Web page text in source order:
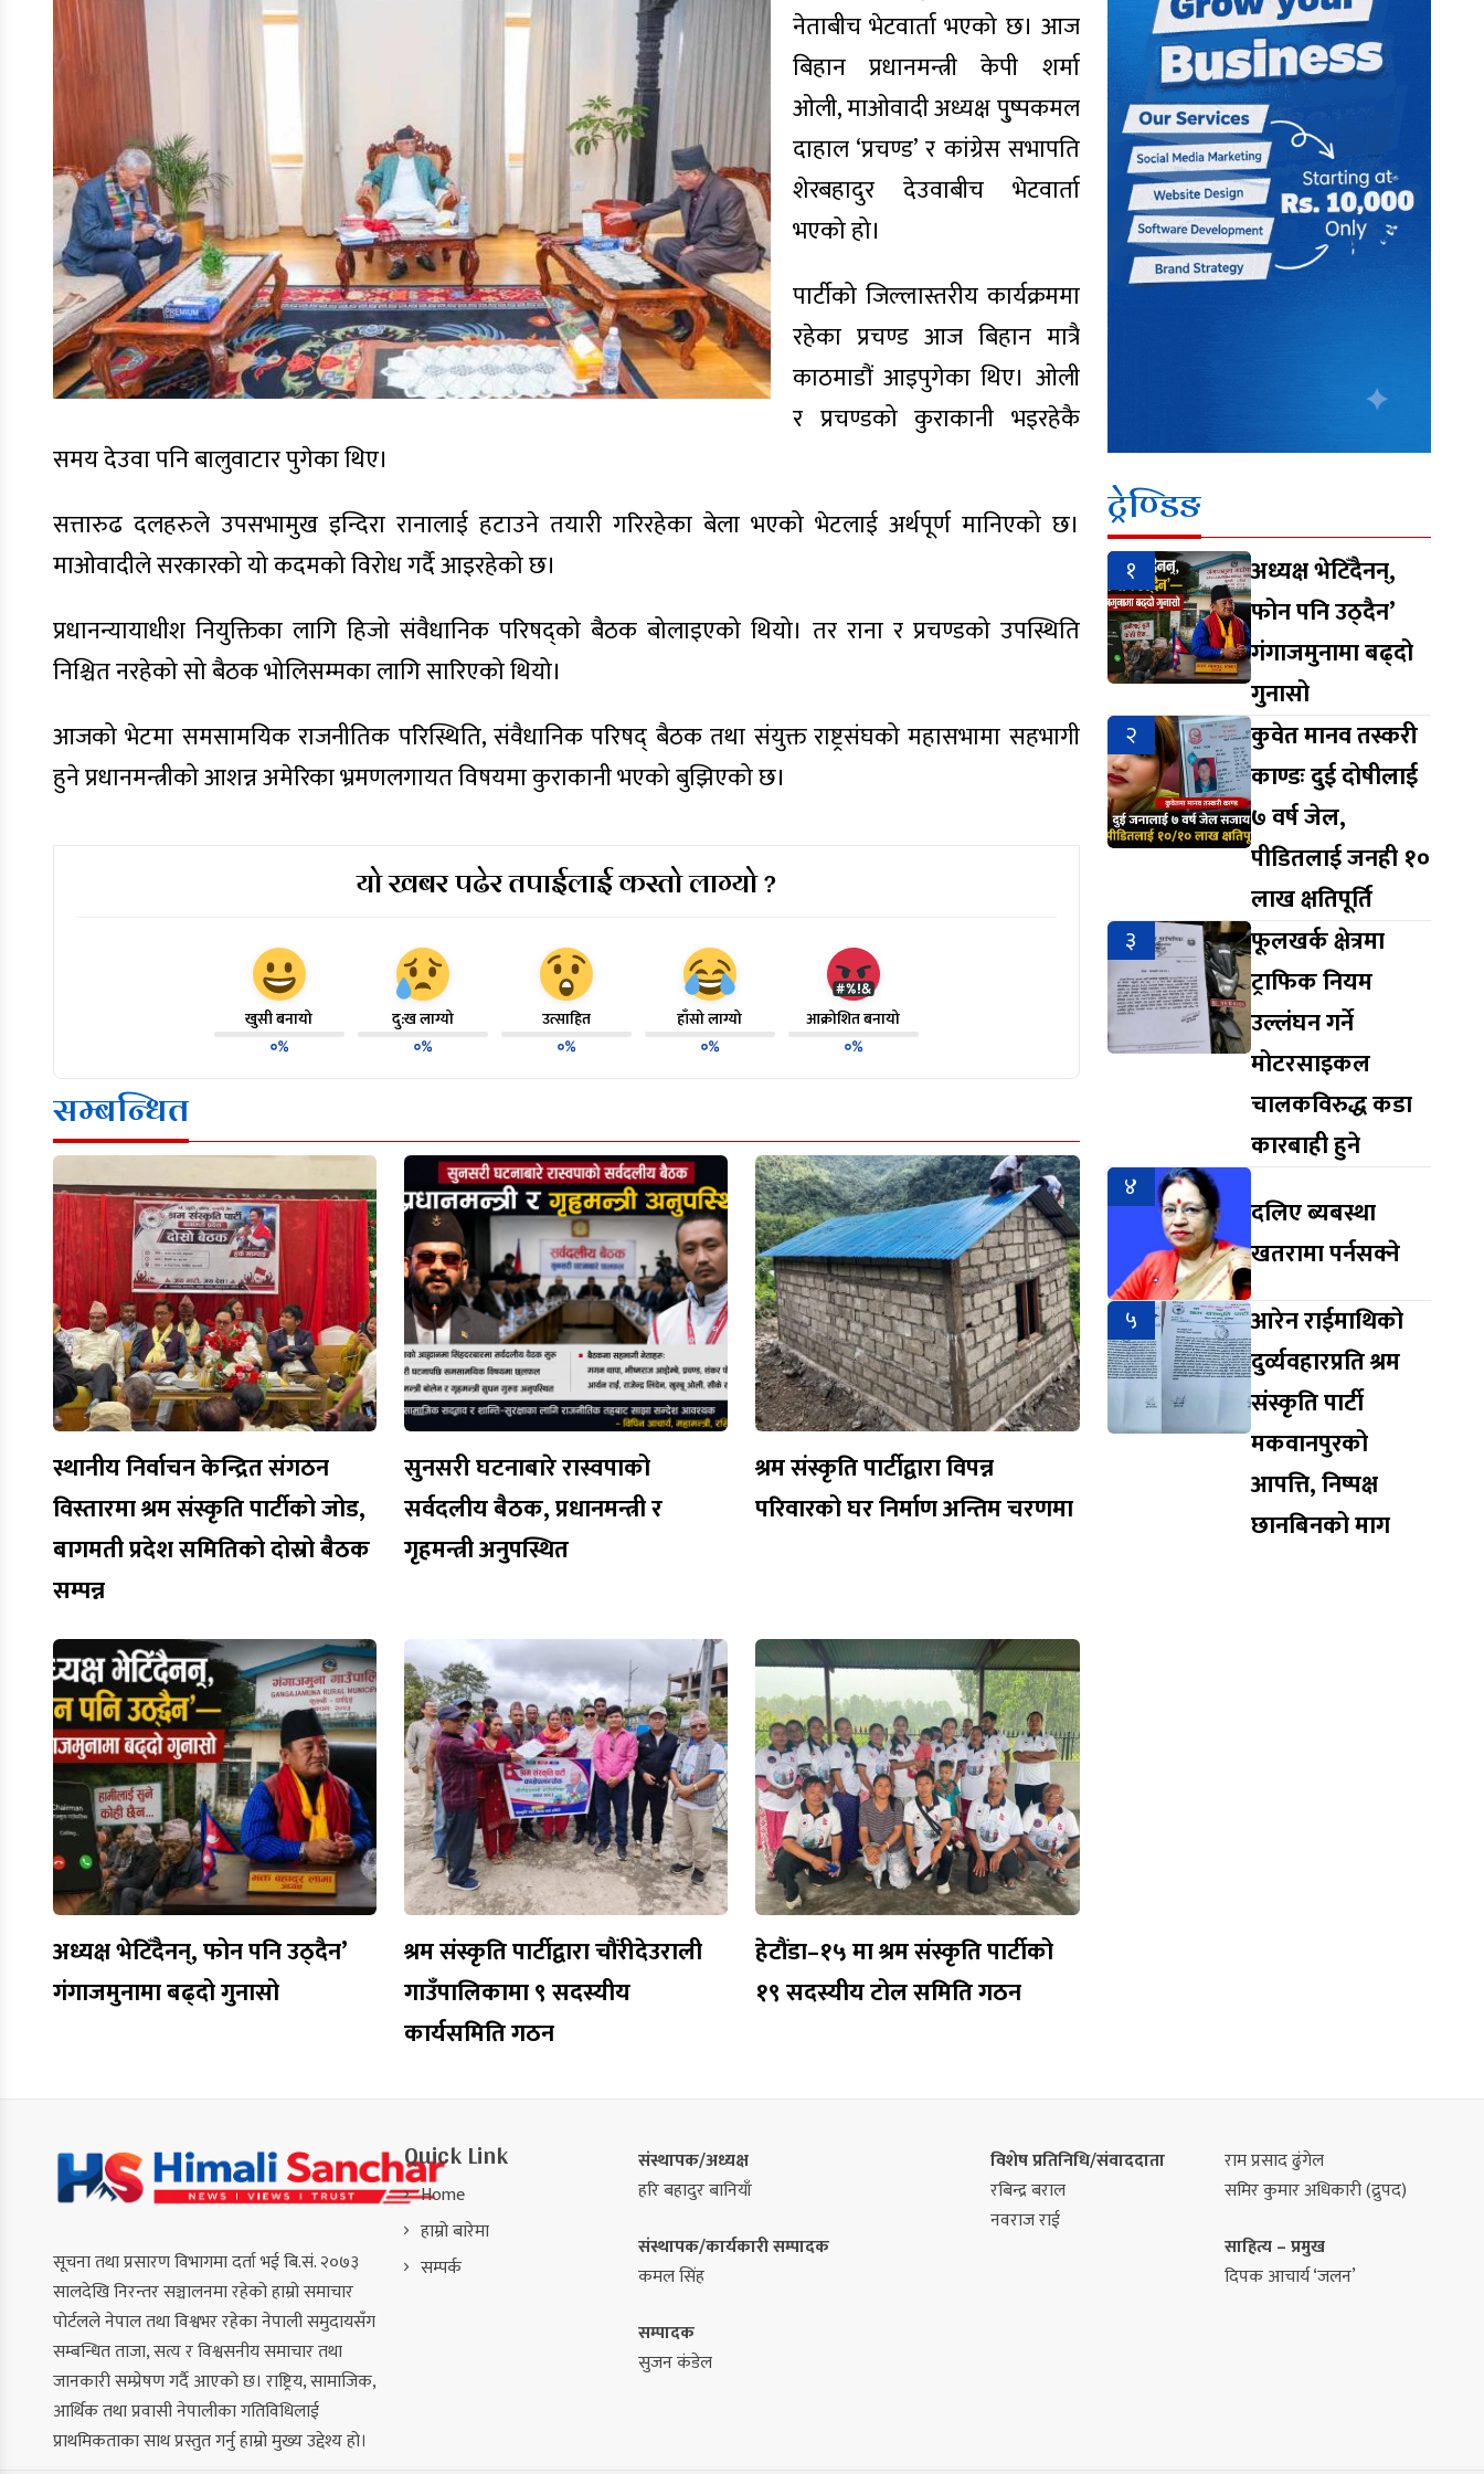
नेताबीच भेटवार्ता भएको छ। आज
बिहान प्रधानमन्त्री केपी शर्मा
ओली, माओवादी अध्यक्ष पु्ष्पकमल
दाहाल ‘प्रचण्ड’ र कांग्रेस सभापति
शेरबहादुर देउवाबीच भेटवार्ता
भएको हो।
पार्टीको जिल्लास्तरीय कार्यक्रममा
रहेका प्रचण्ड आज बिहान मात्रै
काठमाडौं आइपुगेका थिए। ओली
र प्रचण्डको कुराकानी भइरहेकै
समय देउवा पनि बालुवाटार पुगेका थिए।
सत्तारुढ दलहरुले उपसभामुख इन्दिरा रानालाई हटाउने तयारी गरिरहेका बेला भएको भेटलाई अर्थपूर्ण मानिएको छ।
माओवादीले सरकारको यो कदमको विरोध गर्दै आइरहेको छ।
प्रधानन्यायाधीश नियुक्तिका लागि हिजो संवैधानिक परिषद्को बैठक बोलाइएको थियो। तर राना र प्रचण्डको उपस्थिति
निश्चित नरहेको सो बैठक भोलिसम्मका लागि सारिएको थियो।
आजको भेटमा समसामयिक राजनीतिक परिस्थिति, संवैधानिक परिषद् बैठक तथा संयुक्त राष्ट्रसंघको महासभामा सहभागी
हुने प्रधानमन्त्रीको आशन्न अमेरिका भ्रमणलगायत विषयमा कुराकानी भएको बुझिएको छ।
यो खबर पढेर तपाईलाई कस्तो लाग्यो ?
खुसी बनायो
०%
दु:ख लाग्यो
०%
उत्साहित
०%
हाँसो लाग्यो
०%
आक्रोशित बनायो
०%
सम्बन्धित
स्थानीय निर्वाचन केन्द्रित संगठन
विस्तारमा श्रम संस्कृति पार्टीको जोड,
बागमती प्रदेश समितिको दोस्रो बैठक
सम्पन्न
सुनसरी घटनाबारे रास्वपाको
सर्वदलीय बैठक, प्रधानमन्त्री र
गृहमन्त्री अनुपस्थित
श्रम संस्कृति पार्टीद्वारा विपन्न
परिवारको घर निर्माण अन्तिम चरणमा
अध्यक्ष भेटिँदैनन्, फोन पनि उठ्दैन’
गंगाजमुनामा बढ्दो गुनासो
श्रम संस्कृति पार्टीद्वारा चौंरीदेउराली
गाउँपालिकामा ९ सदस्यीय
कार्यसमिति गठन
हेटौंडा–१५ मा श्रम संस्कृति पार्टीको
१९ सदस्यीय टोल समिति गठन
ट्रेण्डिङ
१
अध्यक्ष भेटिँदैनन्,
फोन पनि उठ्दैन’
गंगाजमुनामा बढ्दो
गुनासो
२
कुवेत मानव तस्करी
काण्डः दुई दोषीलाई
७ वर्ष जेल,
पीडितलाई जनही १०
लाख क्षतिपूर्ति
३
फूलखर्क क्षेत्रमा
ट्राफिक नियम
उल्लंघन गर्ने
मोटरसाइकल
चालकविरुद्ध कडा
कारबाही हुने
४
दलिए ब्यबस्था
खतरामा पर्नसक्ने
५
आरेन राईमाथिको
दुर्व्यवहारप्रति श्रम
संस्कृति पार्टी
मकवानपुरको
आपत्ति, निष्पक्ष
छानबिनको माग
सूचना तथा प्रसारण विभागमा दर्ता भई बि.सं. २०७३
सालदेखि निरन्तर सञ्चालनमा रहेको हाम्रो समाचार
पोर्टलले नेपाल तथा विश्वभर रहेका नेपाली समुदायसँग
सम्बन्धित ताजा, सत्य र विश्वसनीय समाचार तथा
जानकारी सम्प्रेषण गर्दै आएको छ। राष्ट्रिय, सामाजिक,
आर्थिक तथा प्रवासी नेपालीका गतिविधिलाई
प्राथमिकताका साथ प्रस्तुत गर्नु हाम्रो मुख्य उद्देश्य हो।
Quick Link
Home
हाम्रो बारेमा
सम्पर्क
संस्थापक/अध्यक्ष
हरि बहादुर बानियाँ
संस्थापक/कार्यकारी सम्पादक
कमल सिंह
सम्पादक
सुजन कंडेल
विशेष प्रतिनिधि/संवाददाता
रबिन्द्र बराल
नवराज राई
राम प्रसाद ढुंगेल
समिर कुमार अधिकारी (द्रुपद)
साहित्य – प्रमुख
दिपक आचार्य ‘जलन’